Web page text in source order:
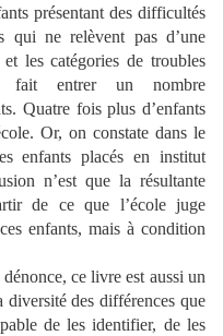
présentant des difficultés
qui ne relèvent pas d’une
les catégories de troubles
fait entrer un nombre
Quatre fois plus d’enfants
Or, on constate dans le
enfants placés en institut
n’est que la résultante
de ce que l’école juge
enfants, mais à condition
ce livre est aussi un
des différences que
de les identifier, de les